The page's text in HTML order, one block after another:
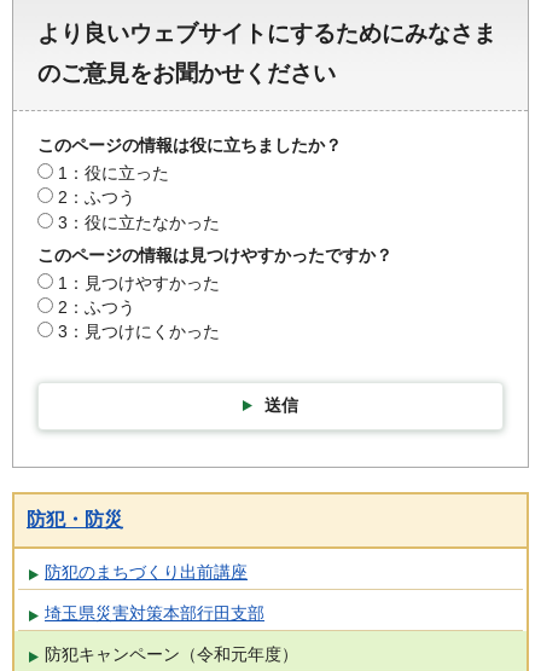
より良いウェブサイトにするためにみなさま
のご意見をお聞かせください
このページの情報は役に立ちましたか？
1：役に立った
2：ふつう
3：役に立たなかった
このページの情報は見つけやすかったですか？
1：見つけやすかった
2：ふつう
3：見つけにくかった
送信
防犯・防災
防犯のまちづくり出前講座
埼玉県災害対策本部行田支部
防犯キャンペーン（令和元年度）